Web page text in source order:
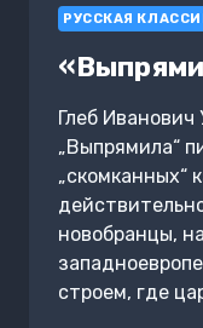
РУССКАЯ
Глеб Иванович
„Выпрямила“
„скомканных“
новобранцы,
строем, где